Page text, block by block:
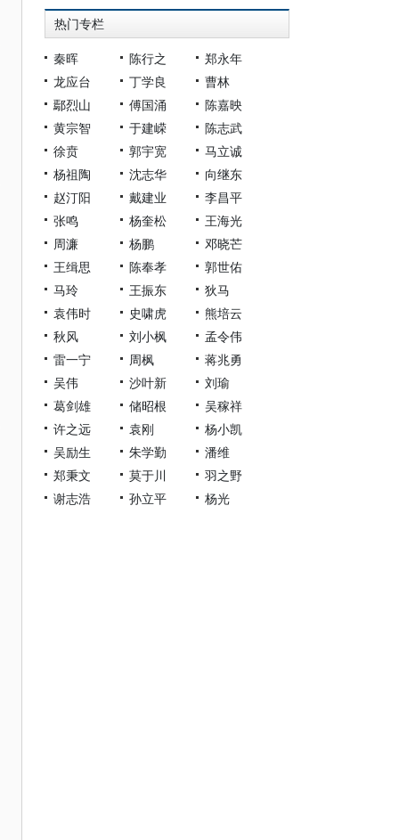
热门专栏
秦晖 陈行之
郑永年
龙应台
丁学良
曹林
鄢烈山
傅国涌
陈嘉映
黄宗智
于建嵘
陈志武
徐贲
郭宇宽
马立诚
杨祖陶
沈志华
向继东
赵汀阳
戴建业
李昌平
张鸣
杨奎松
王海光
周濂
杨鹏
邓晓芒
王缉思
陈奉孝
郭世佑
马玲
王振东
狄马
袁伟时
史啸虎
熊培云
秋风
刘小枫
孟令伟
雷一宁
周枫
蒋兆勇
吴伟
沙叶新
刘瑜
葛剑雄
储昭根
吴稼祥
许之远
袁刚
杨小凯
吴励生
朱学勤
潘维
郑秉文
莫于川
羽之野
谢志浩
孙立平 杨光